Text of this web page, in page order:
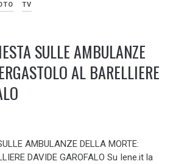
TV
SULLE AMBULANZE
AL BARELLIERE
AMBULANZE DELLA MORTE:
DAVIDE GAROFALO Su Iene.it la